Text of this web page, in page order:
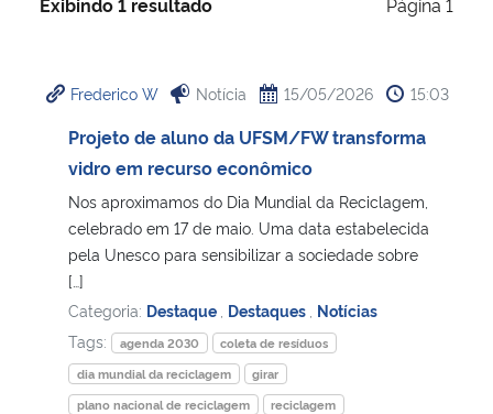
Ministério da Cidadania
Ministério da Saúde
Ministério de Minas e Energia
Ministério da Ciência, Tecnologia, Inovações e Comunicações
Ministério do Meio Ambiente
Ministério do Turismo
Frederico W Notícia 15/05/2026 15:03
Projeto de aluno da UFSM/FW transforma
vidro em recurso econômico
Nos aproximamos do Dia Mundial da Reciclagem,
celebrado em 17 de maio. Uma data estabelecida
pela Unesco para sensibilizar a sociedade sobre
[…]
Categoria: Destaque Destaques Notícias
Tags:
agenda 2030
coleta de resíduos
dia mundial da reciclagem
girar
plano nacional de reciclagem
reciclagem